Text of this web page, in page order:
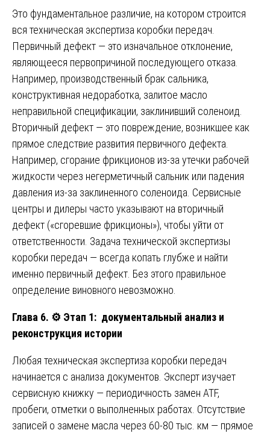
Это фундаментальное различие, на котором строится
вся техническая экспертиза коробки передач.
Первичный дефект — это изначальное отклонение,
являющееся первопричиной последующего отказа.
Например, производственный брак сальника,
конструктивная недоработка, залитое масло
неправильной спецификации, заклинивший соленоид.
Вторичный дефект — это повреждение, возникшее как
прямое следствие развития первичного дефекта.
Например, сгорание фрикционов из-за утечки рабочей
жидкости через негерметичный сальник или падения
давления из-за заклиненного соленоида. Сервисные
центры и дилеры часто указывают на вторичный
дефект («сгоревшие фрикционы»), чтобы уйти от
ответственности. Задача технической экспертизы
коробки передач — всегда копать глубже и найти
именно первичный дефект. Без этого правильное
определение виновного невозможно.
Глава 6. ⚙️ Этап 1: документальный анализ и
реконструкция истории
Любая техническая экспертиза коробки передач
начинается с анализа документов. Эксперт изучает
сервисную книжку — периодичность замен ATF,
пробеги, отметки о выполненных работах. Отсутствие
записей о замене масла через 60-80 тыс. км — прямое